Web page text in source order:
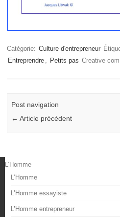
Catégorie: Culture d'entrepreneur
Entreprendre
Petits pas Creative
Post navigation
← Article précédent
L’Homme
L’Homme
L’Homme essayiste
L’Homme entrepreneur